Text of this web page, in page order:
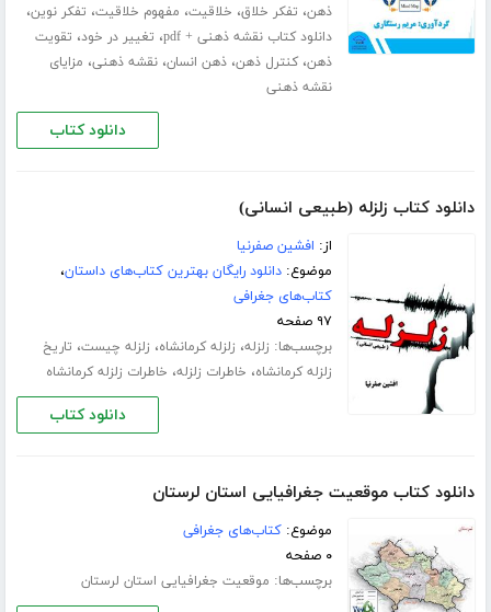
ذهن، تفکر خلاق، خلاقیت، مفهوم خلاقیت، تفکر نوین،
دانلود کتاب نقشه ذهنی + pdf ، تغییر در خود، تقویت
ذهن،کنترل ذهن،ذهن انسان،نقشه ذهنی، مزایای
نقشه ذهنی
دانلود کتاب
دانلود کتاب زلزله (طبیعی انسانی)
از: افشین صفرنیا
موضوع:دانلود رایگان بهترین کتاب‌های داستان،
کتاب‌های جغرافی
۹۷ صفحه
برچسب‌ها: زلزله، زلزله کرمانشاه، زلزله چیست، تاریخ
زلزله کرمانشاه، خاطرات زلزله، خاطرات زلزله کرمانشاه
دانلود کتاب
دانلود کتاب موقعیت جغرافیایی استان لرستان
موضوع:کتاب‌های جغرافی
۰ صفحه
برچسب‌ها: موقعیت جغرافیایی استان لرستان